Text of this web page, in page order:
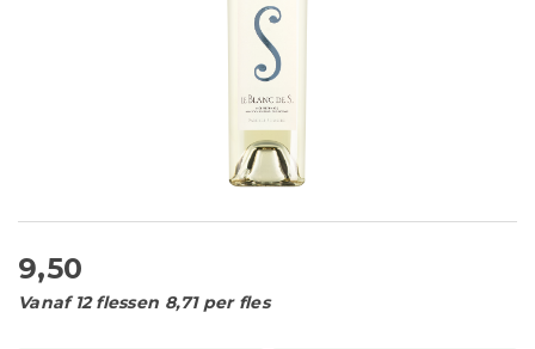
9,50
Vanaf 12 flessen 8,71 per fles